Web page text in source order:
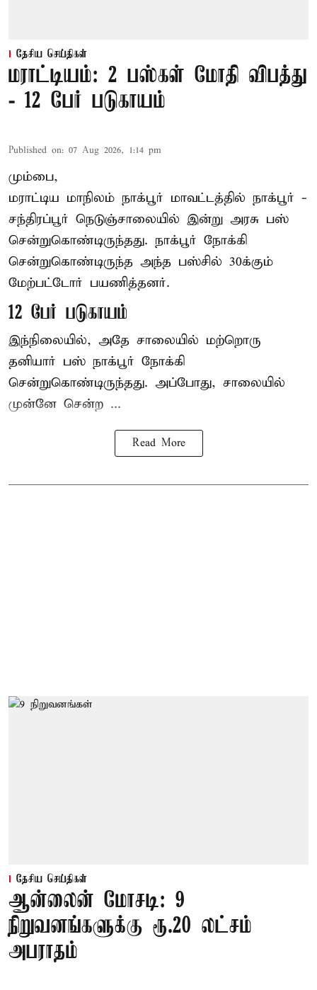
தேசிய செய்திகள்
மராட்டியம்: 2 பஸ்கள் மோதி விபத்து
- 12 பேர் படுகாயம்
Published on: 07 Aug 2026, 1:14 pm
மும்பை,
மராட்டிய மாநிலம் நாக்பூர் மாவட்டத்தில் நாக்பூர் -
சந்திரப்பூர் நெடுஞ்சாலையில் இன்று அரசு பஸ்
சென்றுகொண்டிருந்தது. நாக்பூர் நோக்கி
சென்றுகொண்டிருந்த அந்த பஸ்சில் 30க்கும்
மேற்பட்டோர் பயணித்தனர்.
12 பேர் படுகாயம்
இந்நிலையில், அதே சாலையில் மற்றொரு
தனியார் பஸ் நாக்பூர் நோக்கி
சென்றுகொண்டிருந்தது. அப்போது, சாலையில்
முன்னே சென்ற ...
Read More
தேசிய செய்திகள்
ஆன்லைன் மோசடி: 9
நிறுவனங்களுக்கு ரூ.20 லட்சம்
அபராதம்